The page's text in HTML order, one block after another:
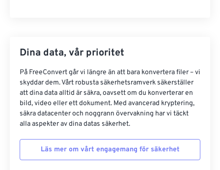
Dina data, vår prioritet
På FreeConvert går vi längre än att bara konvertera filer – vi
skyddar dem. Vårt robusta säkerhetsramverk säkerställer
att dina data alltid är säkra, oavsett om du konverterar en
bild, video eller ett dokument. Med avancerad kryptering,
säkra datacenter och noggrann övervakning har vi täckt
alla aspekter av dina datas säkerhet.
Läs mer om vårt engagemang för säkerhet